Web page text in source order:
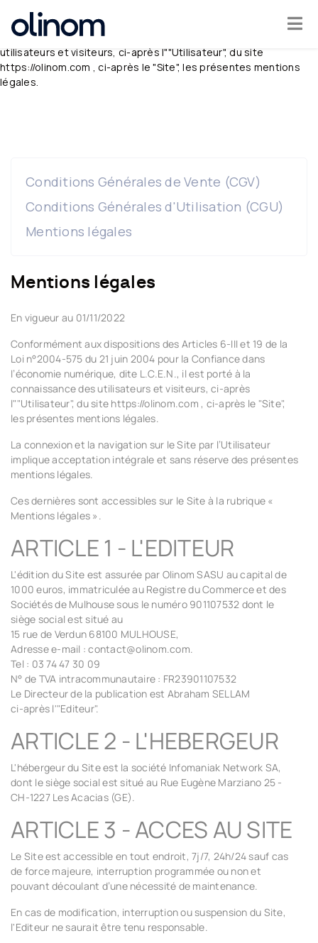
n°2004-575 du 21 juin 2004 pour la Confiance dans l’économie
numérique, dite L.C.E.N., il est porté à la connaissance des
utilisateurs et visiteurs, ci-après l""Utilisateur", du site
https://olinom.com , ci-après le "Site", les présentes mentions
légales.Become
Mentions légales
En vigueur au 01/11/2022
Conformément aux dispositions des Articles 6-III et 19 de la
Loi n°2004-575 du 21 juin 2004 pour la Confiance dans
l’économie numérique, dite L.C.E.N., il est porté à la
connaissance des utilisateurs et visiteurs, ci-après
l""Utilisateur", du site https://olinom.com , ci-après le "Site",
les présentes mentions légales.
La connexion et la navigation sur le Site par l’Utilisateur
implique acceptation intégrale et sans réserve des présentes
mentions légales.
Ces dernières sont accessibles sur le Site à la rubrique «
Mentions légales ».
ARTICLE 1 - L'EDITEUR
L'édition du Site est assurée par Olinom SASU au capital de
1000 euros, immatriculée au Registre du Commerce et des
Sociétés de Mulhouse sous le numéro 901107532 dont le
siège social est situé au
15 rue de Verdun 68100 MULHOUSE,
Adresse e-mail : contact@olinom.com.
Tel : 03 74 47 30 09
N° de TVA intracommunautaire : FR23901107532
Le Directeur de la publication est Abraham SELLAM
ci-après l'"Editeur".
ARTICLE 2 - L'HEBERGEUR
L'hébergeur du Site est la société Infomaniak Network SA,
dont le siège social est situé au Rue Eugène Marziano 25 -
CH-1227 Les Acacias (GE).
ARTICLE 3 - ACCES AU SITE
Le Site est accessible en tout endroit, 7j/7, 24h/24 sauf cas
de force majeure, interruption programmée ou non et
pouvant découlant d’une nécessité de maintenance.
En cas de modification, interruption ou suspension du Site,
l'Editeur ne saurait être tenu responsable.
Conditions Générales de Vente (CGV)
Conditions Générales d'Utilisation (CGU)
Mentions légales
Cookies management panel